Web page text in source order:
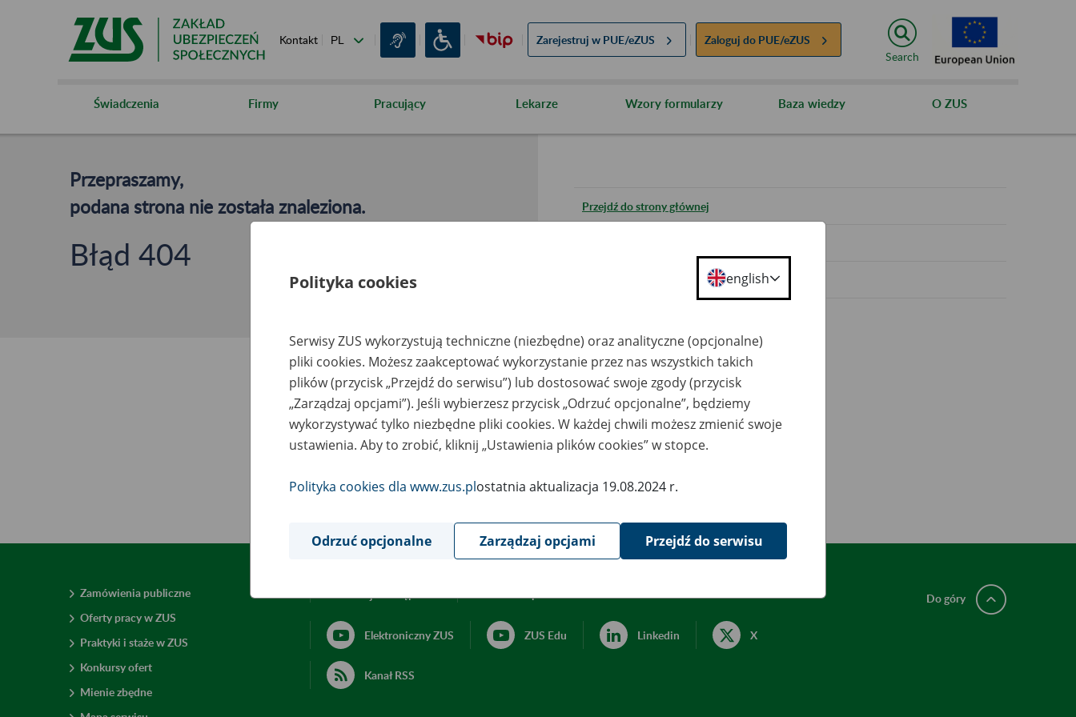
Kontakt Zarejestruj w PUE/eZUS Zaloguj do PUE/eZUS
Search
Świadczenia Firmy Pracujący Lekarze Wzory formularzy Baza wiedzy O ZUS
Przepraszamy,
podana strona nie została znaleziona.
Błąd 404
Przejdź do strony głównej
Zamówienia publiczne
Oferty pracy w ZUS
Praktyki i staże w ZUS
Konkursy ofert
Mienie zbędne
Elektroniczny ZUS ZUS Edu Linkedin X
Kanał RSS
Do góry
Polityka cookies english
Serwisy ZUS wykorzystują techniczne (niezbędne) oraz analityczne (opcjonalne)
pliki cookies. Możesz zaakceptować wykorzystanie przez nas wszystkich takich
plików (przycisk „Przejdź do serwisu”) lub dostosować swoje zgody (przycisk
„Zarządzaj opcjami”). Jeśli wybierzesz przycisk „Odrzuć opcjonalne”, będziemy
wykorzystywać tylko niezbędne pliki cookies. W każdej chwili możesz zmienić swoje
ustawienia. Aby to zrobić, kliknij „Ustawienia plików cookies” w stopce.
Polityka cookies dla www.zus.plostatnia aktualizacja 19.08.2024 r.
Odrzuć opcjonalne Zarządzaj opcjami Przejdź do serwisu